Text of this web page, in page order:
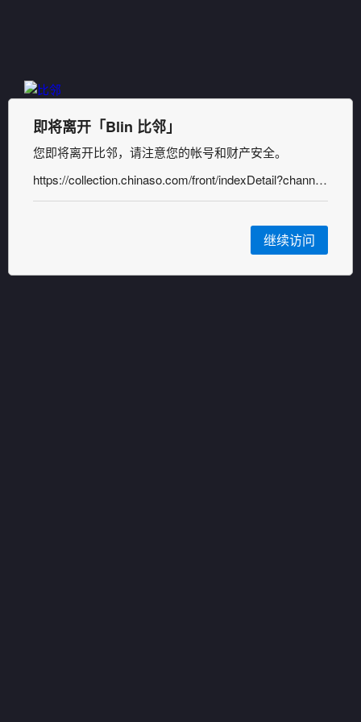
即将离开「Blin 比邻」
您即将离开比邻，请注意您的帐号和财产安全。
https://collection.chinaso.com/front/indexDetail?channel=shicang_5e1b1b35672611ed88d66c92bfbfdd90
继续访问